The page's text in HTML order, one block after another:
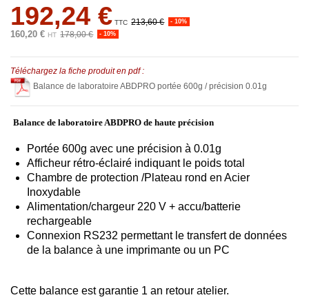
192,24 € TTC 213,60 € - 10%
160,20 € HT 178,00 € - 10%
Téléchargez la fiche produit en pdf :
Balance de laboratoire ABDPRO portée 600g / précision 0.01g
Balance de laboratoire ABDPRO de haute précision
Portée 600g avec une précision à 0.01g
Afficheur rétro-éclairé indiquant le poids total
Chambre de protection /Plateau rond en Acier
Inoxydable
Alimentation/chargeur 220 V + accu/batterie
rechargeable
Connexion RS232 permettant le transfert de données
de la balance à une imprimante ou un PC
Cette balance est garantie 1 an retour atelier.